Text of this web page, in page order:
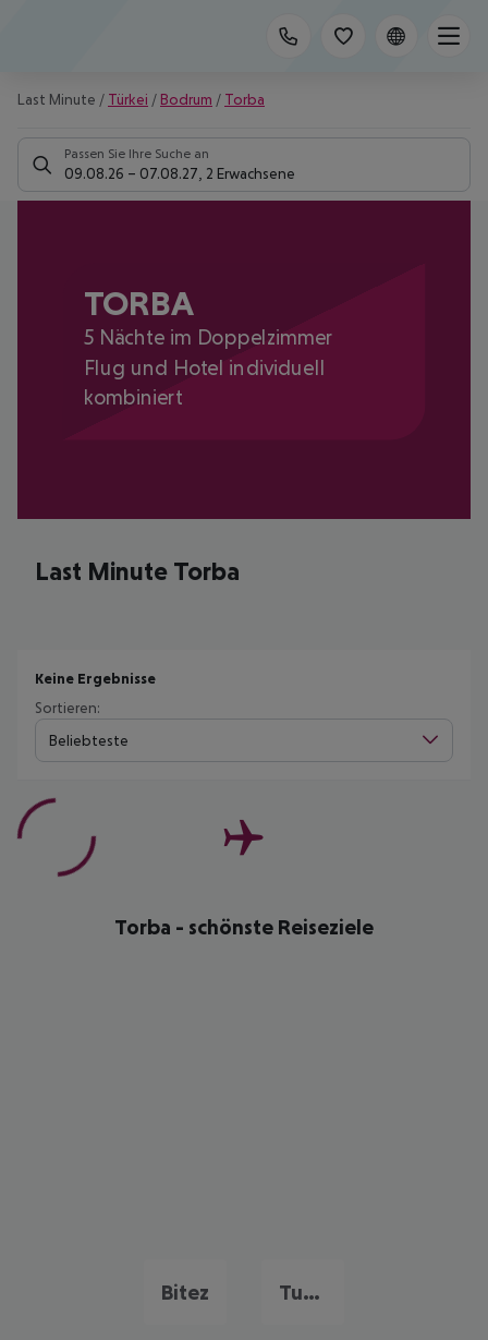
Last Minute / Türkei / Bodrum / Torba
Passen Sie Ihre Suche an
09.08.26 – 07.08.27 2 Erwachsene
TORBA
5 Nächte im Doppelzimmer
Flug und Hotel individuell
kombiniert
Last Minute Torba
Keine Ergebnisse
Sortieren:
Beliebteste
Torba - schönste Reiseziele
Bitez Turgutreis